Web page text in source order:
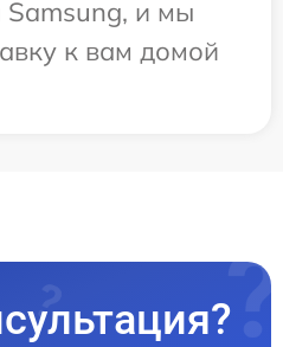
Samsung, и мы
к вам домой